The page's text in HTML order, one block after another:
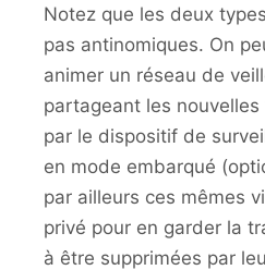
Notez que les deux
pas antinomiques. On
animer un réseau de
partageant les
par le dispositif de
en mode embarqué
par ailleurs ces mêmes
privé pour en garder la
à être supprimées par